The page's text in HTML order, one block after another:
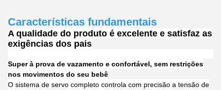
Características fundamentais
A qualidade do produto é excelente e satisfaz as
exigências dos pais
Super à prova de vazamento e confortável, sem restrições
nos movimentos do seu bebê
O sistema de servo completo controla com precisão a tensão de